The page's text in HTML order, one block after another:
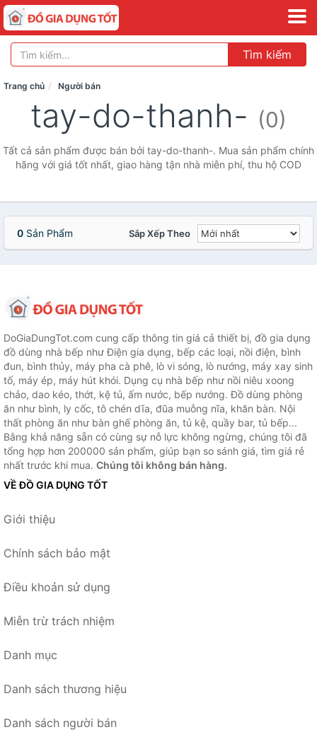
Tìm kiếm
Trang chủ Người bán
tay-do-thanh- (0)
Tất cả sản phẩm được bán bởi tay-do-thanh-. Mua sản phẩm chính
hãng với giá tốt nhất, giao hàng tận nhà miễn phí, thu hộ COD
0 Sản Phẩm Sắp Xếp Theo
DoGiaDungTot.com cung cấp thông tin giá cả thiết bị, đồ gia dụng
đồ dùng nhà bếp như Điện gia dụng, bếp các loại, nồi điện, bình
đun, bình thủy, máy pha cà phê, lò vi sóng, lò nướng, máy xay sinh
tố, máy ép, máy hút khói. Dụng cụ nhà bếp như nồi niêu xoong
chảo, dao kéo, thớt, kệ tủ, ấm nước, bếp nướng. Đồ dùng phòng
ăn như bình, ly cốc, tô chén dĩa, đũa muỗng nĩa, khăn bàn. Nội
thất phòng ăn như bàn ghế phòng ăn, tủ kệ, quầy bar, tủ bếp...
Bằng khả năng sẵn có cùng sự nỗ lực không ngừng, chúng tôi đã
tổng hợp hơn 200000 sản phẩm, giúp bạn so sánh giá, tìm giá rẻ
nhất trước khi mua. Chúng tôi không bán hàng.
VỀ ĐỒ GIA DỤNG TỐT
Giới thiệu
Chính sách bảo mật
Điều khoản sử dụng
Miễn trừ trách nhiệm
Danh mục
Danh sách thương hiệu
Danh sách người bán